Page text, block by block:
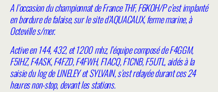
A l’occasion du championnat de France THF, F6KOH/P c’est implanté
en bordure de falaise, sur le site d’AQUACAUX, ferme marine, à
Octeville s/mer.
Active en 144, 432, et 1200 mhz, l’équipe composé de F4GGM,
F5IHZ, F4ASK, F4FZD, F4FWH, F1ACQ, F1CNB, F5UTL, aidés à la
saisie du log de LINELEY et SYLVAIN, s’est relayée durant ces 24
heures non-stop, devant les stations.